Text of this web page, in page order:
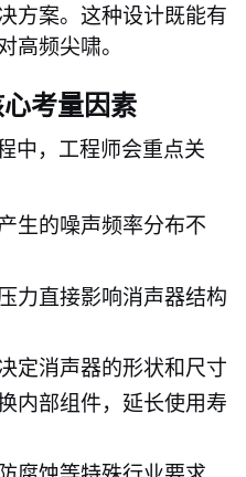
方案。这种设计既能有
高频尖啸。
考量因素
中，工程师会重点关
生的噪声频率分布不
力直接影响消声器结构
定消声器的形状和尺寸
内部组件，延长使用寿